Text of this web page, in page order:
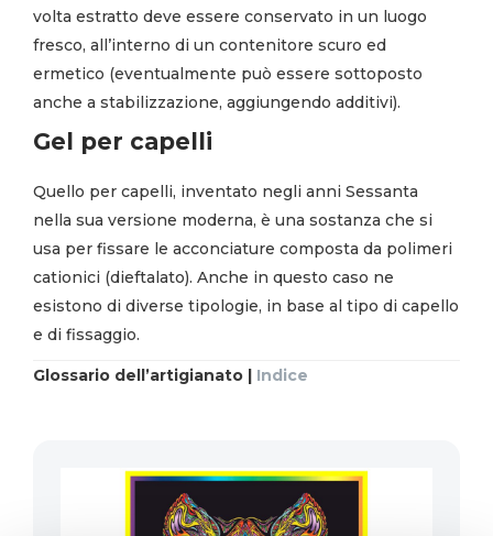
volta estratto deve essere conservato in un luogo
fresco, all’interno di un contenitore scuro ed
ermetico (eventualmente può essere sottoposto
anche a stabilizzazione, aggiungendo additivi).
Gel per capelli
Quello per capelli, inventato negli anni Sessanta
nella sua versione moderna, è una sostanza che si
usa per fissare le acconciature composta da polimeri
cationici (dieftalato). Anche in questo caso ne
esistono di diverse tipologie, in base al tipo di capello
e di fissaggio.
Glossario dell’artigianato | Indice